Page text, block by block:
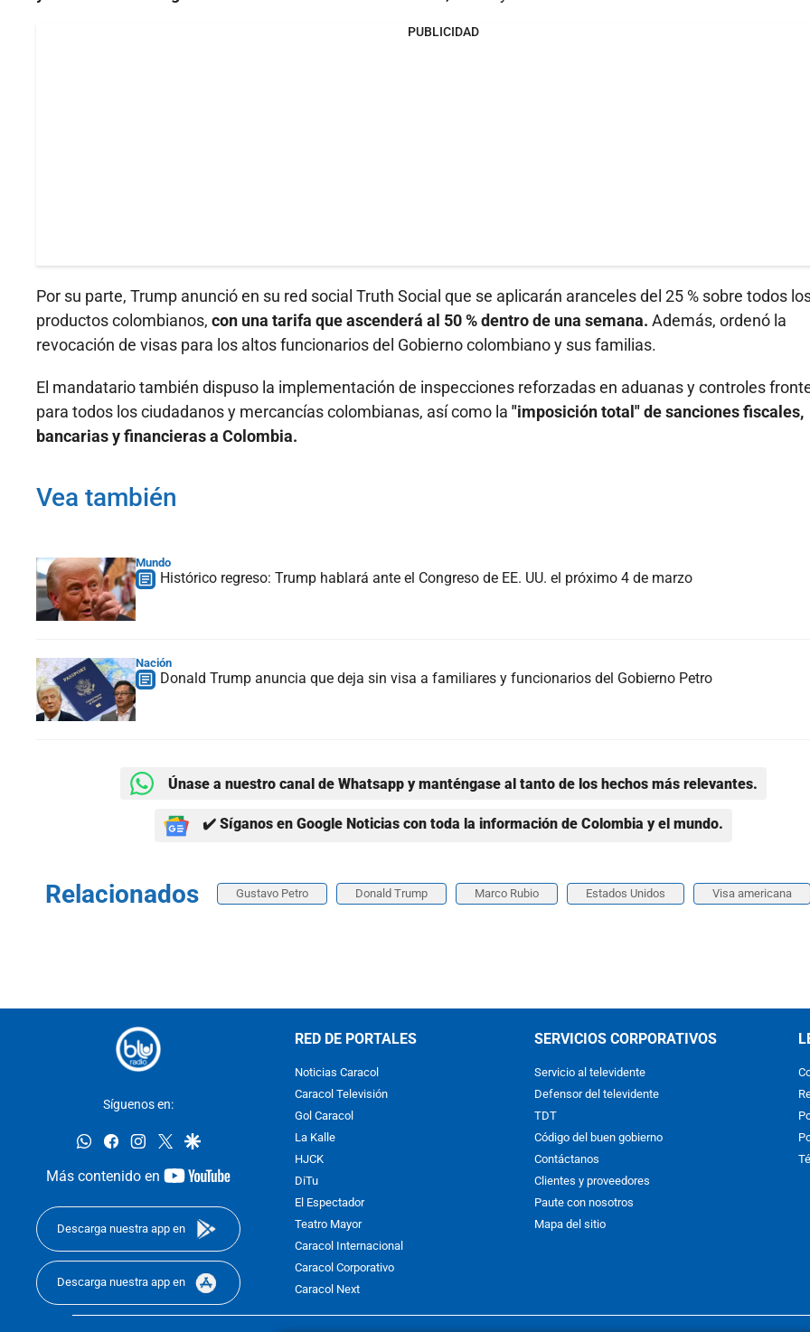
PUBLICIDAD
Por su parte, Trump anunció en su red social Truth Social que se aplicarán aranceles del 25 % sobre todos
productos colombianos, con una tarifa que ascenderá al 50 % dentro de una semana. Además, ordenó la
revocación de visas para los altos funcionarios del Gobierno colombiano y sus familias.
El mandatario también dispuso la implementación de inspecciones reforzadas en aduanas y controles
para todos los ciudadanos y mercancías colombianas, así como la "imposición total" de sanciones fiscales,
bancarias y financieras a Colombia.
Vea también
Mundo
Histórico regreso: Trump hablará ante el Congreso de EE. UU. el próximo 4 de marzo
Nación
Donald Trump anuncia que deja sin visa a familiares y funcionarios del Gobierno Petro
Únase a nuestro canal de Whatsapp y manténgase al tanto de los hechos más relevantes.
✔️ Síganos en Google Noticias con toda la información de Colombia y el mundo.
Relacionados Gustavo Petro Donald Trump Marco Rubio Estados Unidos Visa americana
Síguenos en:
whatsappfacebookinstagram
twittergoogle
Más contenido en
youtube-
Descarga nuestra app en
Descarga nuestra app en
RED DE PORTALES
Noticias Caracol
Caracol Televisión
Gol Caracol
La Kalle
HJCK
DiTu
El Espectador
Teatro Mayor
Caracol Internacional
Caracol Corporativo
Caracol Next
SERVICIOS CORPORATIVOS
Servicio al televidente
Defensor del televidente
TDT
Código del buen gobierno
Contáctanos
Clientes y proveedores
Paute con nosotros
Mapa del sitio